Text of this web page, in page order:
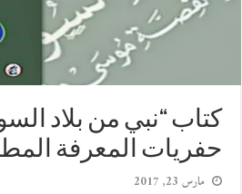
كتاب “نبي من بلاد
حفريات المعرفة
مارس 23, 2017